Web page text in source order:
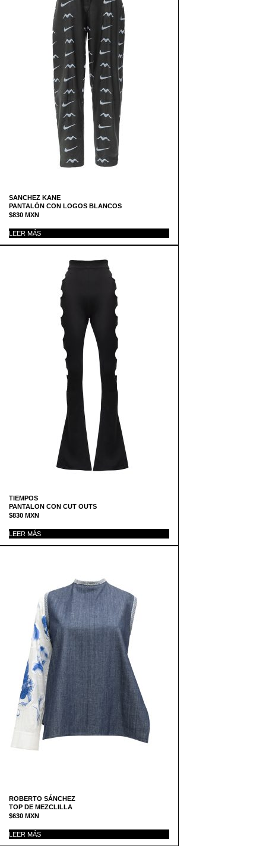
SANCHEZ KANE
PANTALÓN CON LOGOS BLANCOS
$830 MXN
LEER MÁS
TIEMPOS
PANTALON CON CUT OUTS
$830 MXN
LEER MÁS
ROBERTO SÁNCHEZ
TOP DE MEZCLILLA
$630 MXN
LEER MÁS